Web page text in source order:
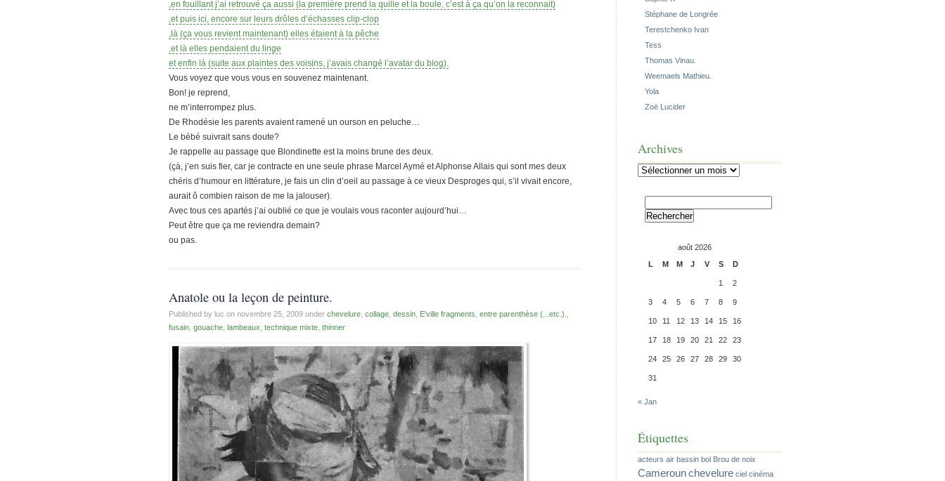
,en fouillant j’ai retrouvé ça aussi (la première prend la quille et la boule, c’est à ça qu’on la reconnait)
,et puis ici, encore sur leurs drôles d’échasses clip-clop
,là (ça vous revient maintenant) elles étaient à la pêche
,et là elles pendaient du linge
et enfin là (suite aux plaintes des voisins, j’avais changé l’avatar du blog).
Vous voyez que vous vous en souvenez maintenant.
Bon! je reprend,
ne m’interrompez plus.
De Rhodésie les parents avaient ramené un ourson en peluche…
Le bébé suivrait sans doute?
Je rappelle au passage que Blondinette est la moins brune des deux.
(çà, j’en suis fier, car je contracte en une seule phrase Marcel Aymé et Alphonse Allais qui sont mes deux
chéris d’humour en littérature, je fais un clin d’oeil au passage à ce vieux Desproges qui, s’il vivait encore,
aurait ô combien raison de me la jalouser).
Avec tous ces apartés j’ai oublié ce que je voulais vous raconter aujourd’hui…
Peut être que ça me reviendra demain?
ou pas.
Anatole ou la leçon de peinture.
Published by luc on novembre 25, 2009 under chevelure collage dessin E'ville fragments entre parenthèse (...etc.).
fusain gouache lambeaux technique mixte thinner
Stéphane de Longrée
Terestchenko Ivan
Tess
Thomas Vinau.
Weemaels Mathieu.
Yola
Zoë Lucider
Archives
Archives
août 2026
L
M M J V S D
1 2
3 4 5 6 7 8 9
10 11 12 13 14 15 16
17 18 19 20 21 22 23
24 25 26 27 28 29 30
31
« Jan
Étiquettes
acteurs air bassin bol Brou de noix
Camerounchevelure ciel cinéma